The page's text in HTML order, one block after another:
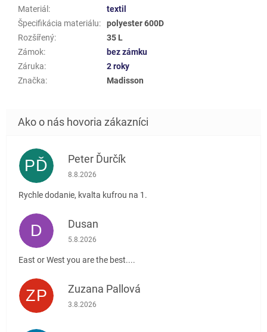
Materiál :
textil
Špecifikácia materiálu:
polyester 600D
Rozšířený:
35 L
Zámok:
bez zámku
Záruka:
2 roky
Značka: Madisson
PĎ Peter Ďurčík
Hodnotenie obchodu je 5 z 5 hviezdičiek.
8.8.2026
Rychle dodanie, kvalta kufrou na 1.
D Dusan
Hodnotenie obchodu je 5 z 5 hviezdičiek.
5.8.2026
East or West you are the best....
ZP Zuzana Pallová
Hodnotenie obchodu je 5 z 5 hviezdičiek.
3.8.2026